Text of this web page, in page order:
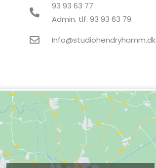
93 93 63 77
Admin. tlf: 93 93 63 79
Info@studiohendryhamm.dk